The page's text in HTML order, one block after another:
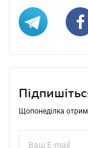
Щопонеділка